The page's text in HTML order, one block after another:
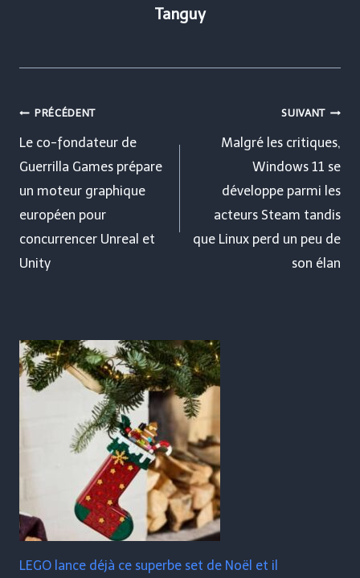
Tanguy
Navigation
de
l’article
PRÉCÉDENT
Le co-fondateur de
Guerrilla Games prépare
un moteur graphique
européen pour
concurrencer Unreal et
Unity
SUIVANT
Malgré les critiques,
Windows 11 se
développe parmi les
acteurs Steam tandis
que Linux perd un peu de
son élan
LEGO lance déjà ce superbe set de Noël et il